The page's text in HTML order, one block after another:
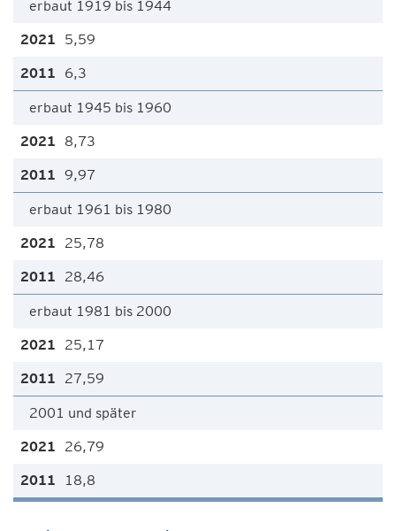
erbaut 1919 bis 1944
5,59
6,3
erbaut 1945 bis 1960
8,73
9,97
erbaut 1961 bis 1980
25,78
28,46
erbaut 1981 bis 2000
25,17
27,59
2001 und später
26,79
18,8